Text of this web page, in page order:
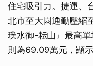
住宅吸引力。捷運、
北市至大園通勤壓縮
璞水御-耘山』最高單
則為69.09萬元，顯